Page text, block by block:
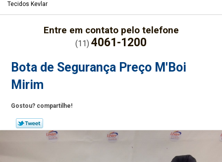
Tecidos Kevlar
Entre em contato pelo telefone
(11) 4061-1200
Bota de Segurança Preço M'Boi
Mirim
Gostou? compartilhe!